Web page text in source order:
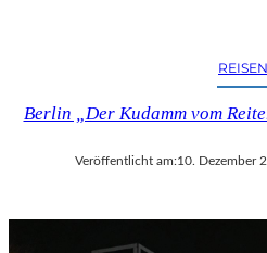
REISEN
Berlin „Der Kudamm vom
Veröffentlicht am:10. Dezember